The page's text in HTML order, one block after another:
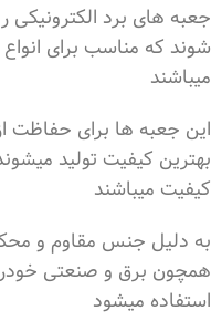
جعبه های برد الکترونیکی
شوند که مناسب برای
میباشند
بهترین کیفیت تولید
کیفیت میباشند
به دلیل جنس مقاوم و
همچون برق و صنعتی
استفاده میشود